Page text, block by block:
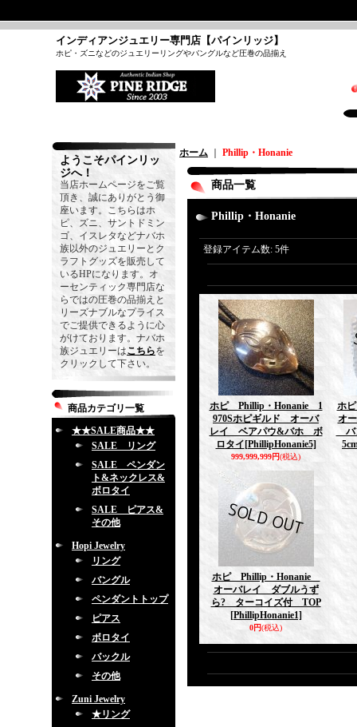
インディアンジュエリー専門店【パインリッジ】
ホピ・ズニなどのジュエリーリングやバングルなど圧巻の品揃え
ようこそパインリッ
ジへ！
当店ホームページをご覧
頂き、誠にありがとう御
座います。こちらはホ
ピ、ズニ、サントドミン
ゴ、イスレタなどナバホ
族以外のジュエリーとク
ラフトグッズを販売して
いるHPになります。オ
ーセンティック専門店な
らではの圧巻の品揃えと
リーズナブルなプライス
でご提供できるように心
がけております。ナバホ
族ジュエリーはこちらを
クリックして下さい。
商品カテゴリ一覧
★★SALE商品★★
SALE リング
SALE ペンダン
ト&ネックレス&
ボロタイ
SALE ピアス&
その他
Hopi Jewelry
リング
バングル
ペンダントトップ
ピアス
ボロタイ
バックル
その他
Zuni Jewelry
★リング
ホーム Phillip・Honanie
商品一覧
Phillip・Honanie
登録アイテム数: 5件
ホピ Phillip・Honanie 1
970Sホピギルド オーバ
レイ ベアパウ&バホ ボ
ロタイ [PhillipHonanie5]
999,999,999円(税込)
ホ
オ
バ
ホピ Phillip・Honanie
オーバレイ ダブルうず
ら? ターコイズ付 TOP
[PhillipHonanie1]
0円(税込)